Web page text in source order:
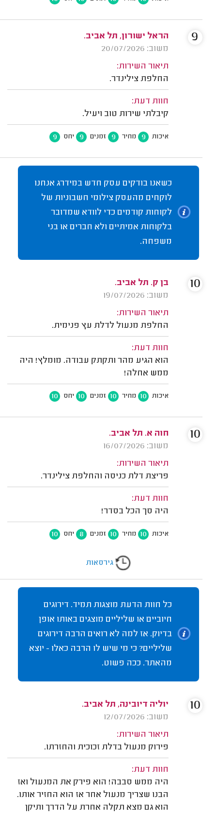
הראל ישורון, תל אביב.
משוב: 20/07/2026
תיאור השירות:
החלפת צילינדר.
חוות דעת:
קיבלתי שירות טוב ויעיל.
איכות 9 מחיר 9 זמנים 9 יחס 9
9
כשאנו בודקים עסק חדש במידרג אנחנו
לוקחים מהעסק צילומי חשבוניות של
לקוחות קודמים כדי לוודא שמדובר
בלקוחות אמיתיים ולא חברים או בני
משפחה.
בן ק. תל אביב.
משוב: 19/07/2026
תיאור השירות:
החלפת מנעול לדלת עץ פנימית.
חוות דעת:
הוא הגיע מהר ותקתק עבודה. מומלץ! היה
ממש אחלה!
איכות 10 מחיר 10 זמנים 10 יחס 10
10
חוה א. תל אביב.
משוב: 16/07/2026
תיאור השירות:
פריצת דלת כניסה והחלפת צילינדר.
חוות דעת:
היה סך הכל בסדר!
איכות 10 מחיר 10 זמנים 8 יחס 10
10
גירסאות
כל חוות הדעת מוצגות תמיד. דירוגים
חיוביים או שליליים מוצגים באותו אופן
בדיוק. אז למה לא רואים הרבה דירוגים
שליליים? כי מי שיש לו הרבה כאלו - יוצא
מהאתר. ככה פשוט.
יוליה דיובינה, תל אביב.
משוב: 12/07/2026
תיאור השירות:
פירוק מנעול בדלת זכוכית והחזרתו.
חוות דעת:
היה ממש סבבה! הוא פירק את המנעול ואז
הבנו שצריך מנעול אחר אז הוא החזיר אותו.
הוא גם מצא תקלה אחרת על הדרך ותיקן
10